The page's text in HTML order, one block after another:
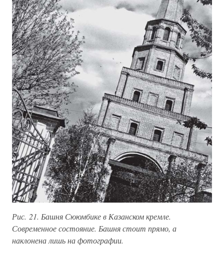
Рис. 21. Башня Сююмбике в Казанском кремле.
Современное состояние. Башня стоит прямо, а
наклонена лишь на фотографии.